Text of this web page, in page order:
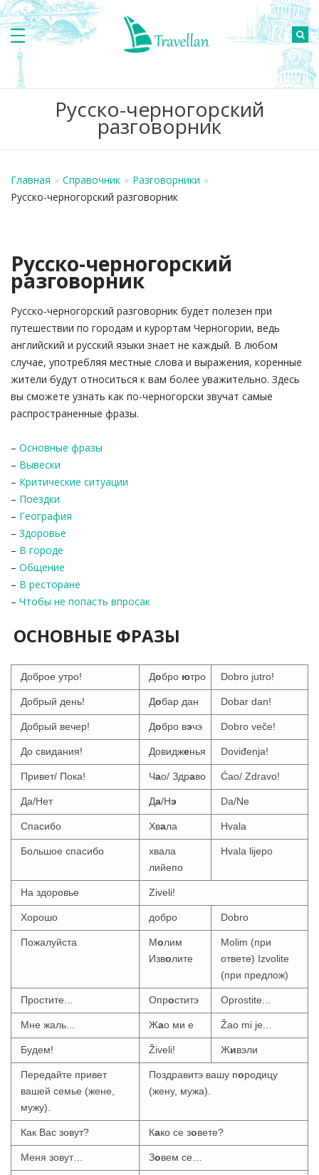
Русско-черногорский
разговорник
Главная » Справочник » Разговорники »
Русско-черногорский разговорник
Русско-черногорский
разговорник
Русско-черногорский разговорник будет полезен при
путешествии по городам и курортам Черногории, ведь
английский и русский языки знает не каждый. В любом
случае, употребляя местные слова и выражения, коренные
жители будут относиться к вам более уважительно. Здесь
вы сможете узнать как по-черногорски звучат самые
распространенные фразы.
– Основные фразы
– Вывески
– Критические ситуации
– Поездки
– География
– Здоровье
– В городе
– Общение
– В ресторане
– Чтобы не попасть впросак
ОСНОВНЫЕ ФРАЗЫ
Доброе утро! Добро ютро Dobro jutro!
Добрый день! Добар дан Dobar dan!
Добрый вечер! Добро вэчэ Dobro veče!
До свидания! Довидженья Doviđenja!
Привет/ Пока! Чао/ Здраво Ćao/ Zdravo!
Да/Нет Да/Нэ Da/Ne
Спасибо Хвала Hvala
Большое спасибо
хвала
лийепо
Hvala lijepo
На здоровье Ziveli!
Хорошо добро Dobro
Пожалуйста Молим
Изволите
Molim (при
ответе) Izvolite
(при предлож)
Простите... Опроститэ Oprostite...
Мне жаль... Жао ми е Žao mi je...
Будем! Živeli! Живэли
Передайте привет
вашей семье (жене,
мужу).
Поздравитэ вашу породицу
(жену, мужа).
Как Вас зовут? Како се зовете?
Меня зовут… Зовем се…